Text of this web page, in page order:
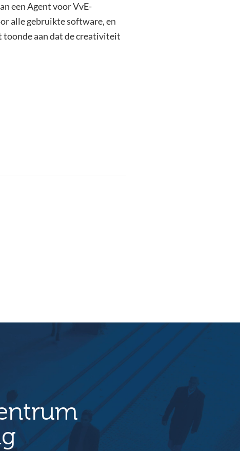
een Agent voor VvE-
alle gebruikte software, en
toonde aan dat de creativiteit